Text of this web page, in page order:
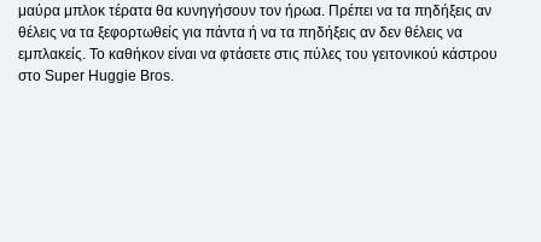
μαύρα μπλοκ τέρατα θα κυνηγήσουν τον ήρωα. Πρέπει να τα πηδήξεις αν
θέλεις να τα ξεφορτωθείς για πάντα ή να τα πηδήξεις αν δεν θέλεις να
εμπλακείς. Το καθήκον είναι να φτάσετε στις πύλες του γειτονικού κάστρου
στο Super Huggie Bros.